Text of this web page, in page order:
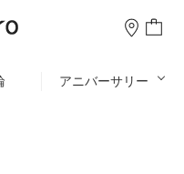
アニバーサリー